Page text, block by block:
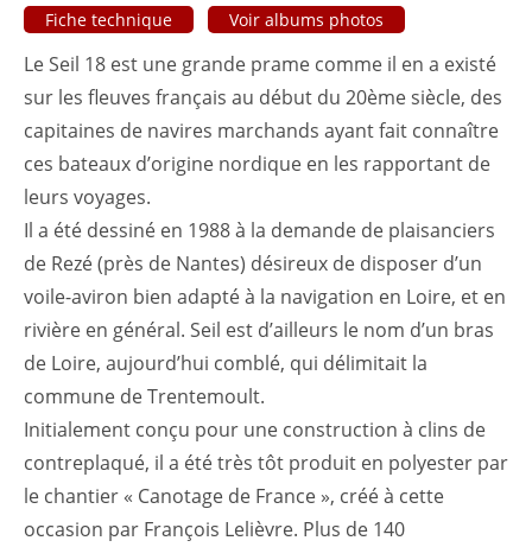
Fiche technique Voir albums photos
Le Seil 18 est une grande prame comme il en a existé
sur les fleuves français au début du 20ème siècle, des
capitaines de navires marchands ayant fait connaître
ces bateaux d’origine nordique en les rapportant de
leurs voyages.
Il a été dessiné en 1988 à la demande de plaisanciers
de Rezé (près de Nantes) désireux de disposer d’un
voile-aviron bien adapté à la navigation en Loire, et en
rivière en général. Seil est d’ailleurs le nom d’un bras
de Loire, aujourd’hui comblé, qui délimitait la
commune de Trentemoult.
Initialement conçu pour une construction à clins de
contreplaqué, il a été très tôt produit en polyester par
le chantier « Canotage de France », créé à cette
occasion par François Lelièvre. Plus de 140